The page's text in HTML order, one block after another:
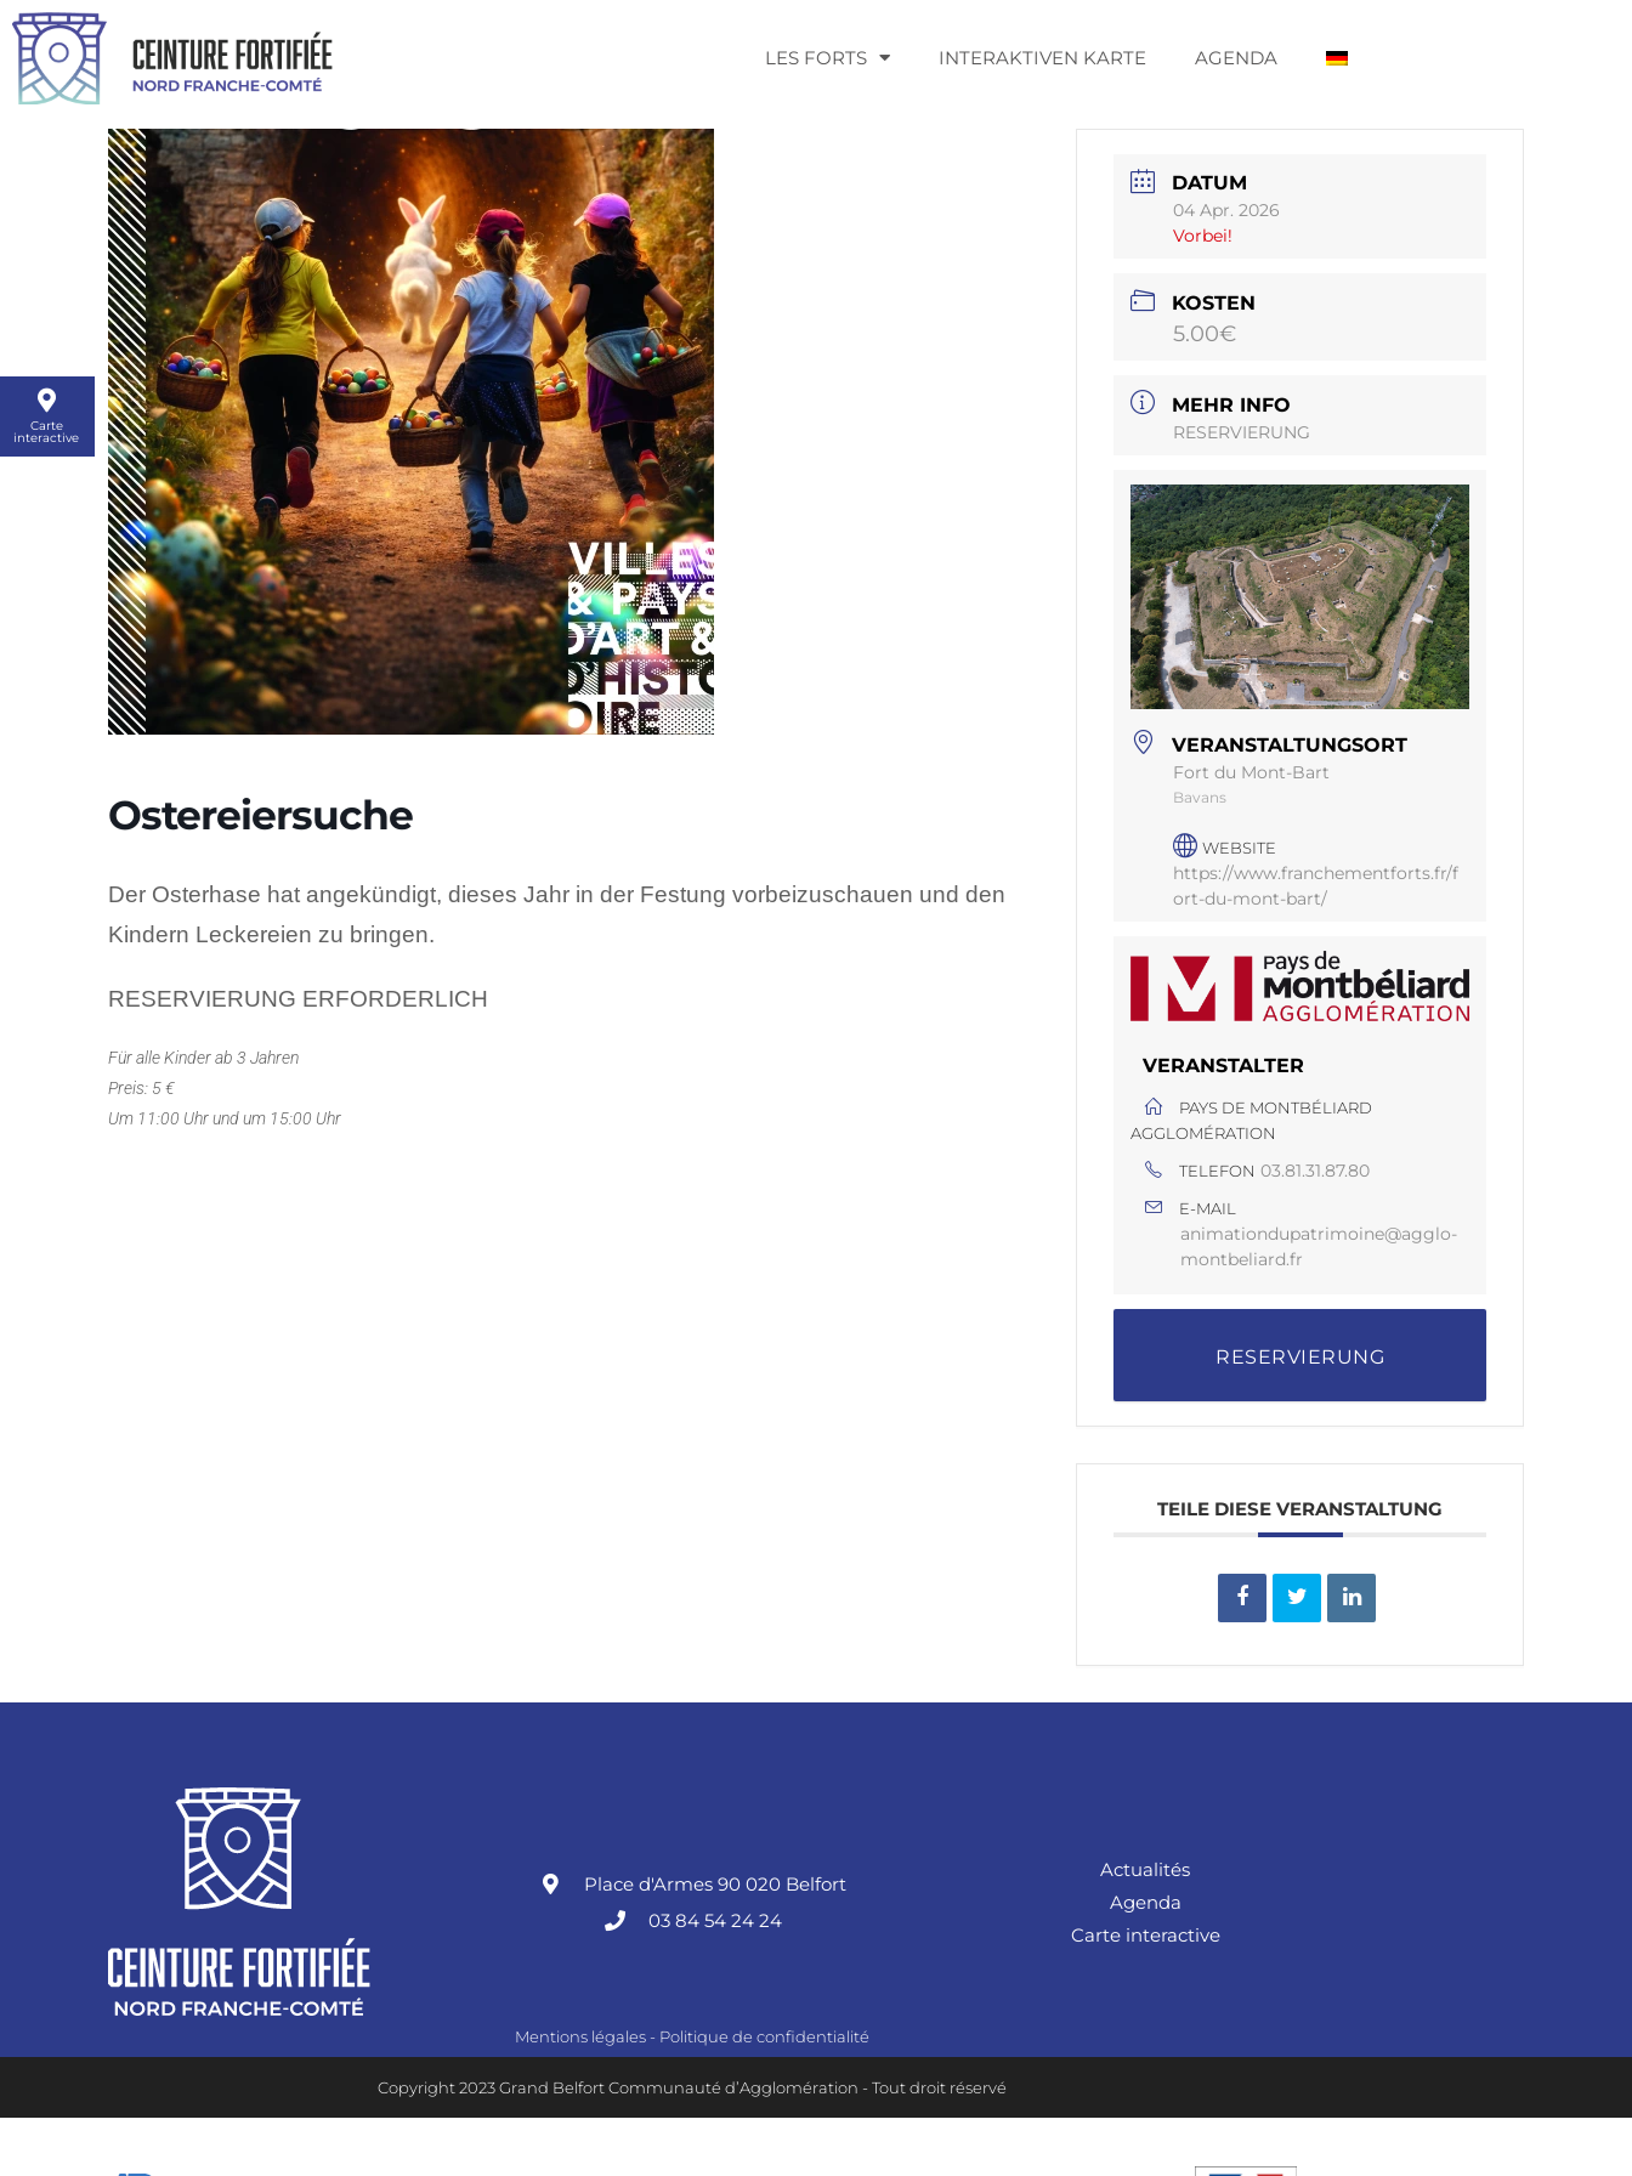
LES FORTS INTERAKTIVEN KARTE AGENDA
Carte
interactive
Ostereiersuche
Der Osterhase hat angekündigt, dieses Jahr in der Festung vorbeizuschauen und den
Kindern Leckereien zu bringen.
RESERVIERUNG ERFORDERLICH
Für alle Kinder ab 3 Jahren
Preis: 5 €
Um 11:00 Uhr und um 15:00 Uhr
DATUM
04 Apr. 2026
Vorbei!
KOSTEN
5.00€
MEHR INFO
RESERVIERUNG
VERANSTALTUNGSORT
Fort du Mont-Bart
Bavans
WEBSITE
https://www.franchementforts.fr/f
ort-du-mont-bart/
VERANSTALTER
PAYS DE MONTBÉLIARD
AGGLOMÉRATION
TELEFON 03.81.31.87.80
E-MAIL
animationdupatrimoine@agglo-
montbeliard.fr
RESERVIERUNG
TEILE DIESE VERANSTALTUNG
Place d'Armes 90 020 Belfort
03 84 54 24 24
Actualités
Agenda
Carte interactive
Mentions légales - Politique de confidentialité
Copyright 2023 Grand Belfort Communauté d’Agglomération - Tout droit réservé